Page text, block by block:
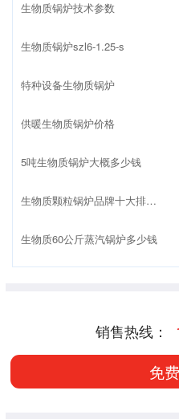
生物质锅炉技术参数
生物质锅炉szl6-1.25-s
特种设备生物质锅炉
供暖生物质锅炉价格
5吨生物质锅炉大概多少钱
生物质颗粒锅炉品牌十大排名榜
生物质60公斤蒸汽锅炉多少钱
销售热线：
免